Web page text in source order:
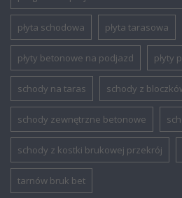
płyta schodowa płyta tarasowa
płyty betonowe na podjazd płyty
schody na taras schody z
schody zewnętrzne betonowe
schody z kostki brukowej przekrój
tarnów bruk bet